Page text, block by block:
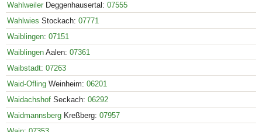
Wahlweiler Deggenhausertal: 07555
Wahlwies Stockach: 07771
Waiblingen: 07151
Waiblingen Aalen: 07361
Waibstadt: 07263
Waid-Ofling Weinheim: 06201
Waidachshof Seckach: 06292
Waidmannsberg Kreßberg: 07957